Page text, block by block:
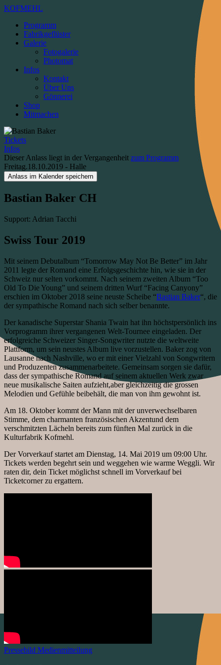
KOFMEHL
Programm
Fabrikgeflüster
Galerie
Fotogalerie
Photomat
Infos
Kontakt
Über Uns
Gönnerei
Shop
Mitmachen
Tickets
Infos
Dieser Anlass liegt in der Vergangenheit zum Programm
Freitag.18.10.2019 - Halle
Anlass im Kalender speichern
Bastian Baker CH
Support: Adrian Tacchi
Swiss Tour 2019
Mit seinem Debutalbum “Tomorrow May Not Be Better” im Jahr
2011 legte der Romand eine Erfolgsgeschichte hin, wie sie in der
Schweiz nur selten vorkommt. Nach seinem zweiten Album “Too
Old To Die Young” und seinem dritten Wurf “Facing Canyony”
erschien im Oktober 2018 seine neuste Scheibe “Bastian Baker“, die
der sympathische Romand nach sich selber benannte.
Der kanadische Superstar Shania Twain hat ihn höchstpersönlich ins
Vorprogramm ihrer vergangenen Welt-Tournee eingeladen. Der
erfolgreiche Schweizer Singer-Songwriter nutzte die weltweite
Plattform, um sein neustes Album live vorzustellen. Baker zog von
Lausanne nach Nashville, wo er mit einer Vielzahl von Songwritern
und Produzenten zusammenarbeitete. Gemeinsam sorgen sie dafür,
dass der sympathische Romand auf seinem aktuellen Werk zwar
neue musikalische Saiten aufzieht,aber gleichzeitig die grossen
Melodien und Gefühle beibehält, die man von ihm gewohnt ist.
Am 18. Oktober kommt der Mann mit der unverwechselbaren
Stimme, dem charmanten französischen Akzentund dem
verschmitzten Lächeln bereits zum fünften Mal zurück in die
Kulturfabrik Kofmehl.
Der Vorverkauf startet am Dienstag, 14. Mai 2019 um 09:00 Uhr.
Tickets werden begehrt sein und weggehen wie warme Weggli. Wir
raten dir, dein Ticket möglichst schnell im Vorverkauf bei
Ticketcorner zu ergattern.
Pressebild Medienmitteilung